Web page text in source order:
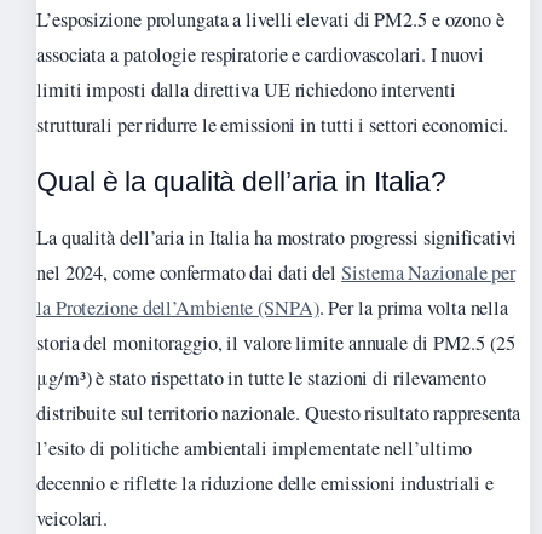
L’esposizione prolungata a livelli elevati di PM2.5 e ozono è
associata a patologie respiratorie e cardiovascolari. I nuovi
limiti imposti dalla direttiva UE richiedono interventi
strutturali per ridurre le emissioni in tutti i settori economici.
Qual è la qualità dell’aria in Italia?
La qualità dell’aria in Italia ha mostrato progressi significativi
nel 2024, come confermato dai dati delSistema Nazionale per
la Protezione dell’Ambiente (SNPA). Per la prima volta nella
storia del monitoraggio, il valore limite annuale di PM2.5 (25
μg/m³) è stato rispettato in tutte le stazioni di rilevamento
distribuite sul territorio nazionale. Questo risultato rappresenta
l’esito di politiche ambientali implementate nell’ultimo
decennio e riflette la riduzione delle emissioni industriali e
veicolari.